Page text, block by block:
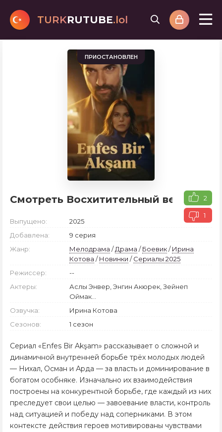
TURKRUTUBE.lol
ПРИОСТАНОВЛЕН
Смотреть Восхитительный вечер 2
1
Выпущено:
2025
Добавлена:
9 серия
Жанр:
Мелодрама /Драма /Боевик/Ирина
Котова /Новинки /Сериалы 2025
Режиссер:
--
Актеры:
Аслы Энвер, Энгин Акюрек, Зейнеп
Оймак...
Озвучка:
Ирина Котова
Сезонов:
1 сезон
Сериал «Enfes Bir Akşam» рассказывает о сложной и
динамичной внутренней борьбе трёх молодых людей
— Нихал, Осман и Арда — за власть и доминирование в
богатом особняке. Изначально их взаимодействия
построены на конкурентной борьбе, где каждый из них
преследует свои целью — завоевание власти, контроль
над ситуацией и победу над соперниками. В этом
контексте действия героев мотивированы чувствами